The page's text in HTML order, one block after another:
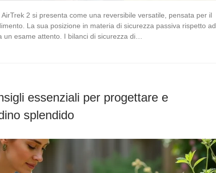
2 si presenta come una reversibile versatile, pensata per il
La sua posizione in materia di sicurezza passiva rispetto ad
esame attento. I bilanci di sicurezza di…
essenziali per progettare e
splendido